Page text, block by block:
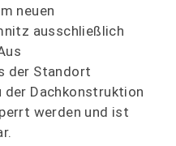
neuen
ausschließlich
der Standort
der Dachkonstruktion
werden und ist